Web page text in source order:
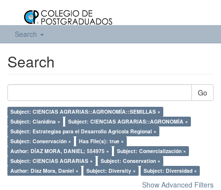
Search
Search
Go
Subject: CIENCIAS AGRARIAS::AGRONOMÍA::SEMILLAS ×
Subject: Cianidina ×
Subject: CIENCIAS AGRARIAS::AGRONOMÍA ×
Subject: Estrategias para el Desarrollo Agrícola Regional ×
Subject: Conservación ×
Has File(s): true ×
Author: DÍAZ MORA, DANIEL; 554975 ×
Subject: Comercialización ×
Subject: CIENCIAS AGRARIAS ×
Subject: Conservation ×
Author: Díaz Mora, Daniel ×
Subject: Diversity × Subject: Diversidad ×
Show Advanced Filters